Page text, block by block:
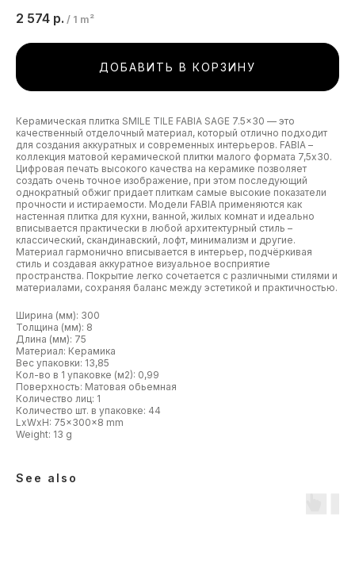
2 574 р. / 1 m²
ДОБАВИТЬ В КОРЗИНУ
Керамическая плитка SMILE TILE FABIA SAGE 7.5x30 — это
качественный отделочный материал, который отлично подходит
для создания аккуратных и современных интерьеров. FABIA –
коллекция матовой керамической плитки малого формата 7,5х30.
Цифровая печать высокого качества на керамике позволяет
создать очень точное изображение, при этом последующий
однократный обжиг придает плиткам самые высокие показатели
прочности и истираемости. Модели FABIA применяются как
настенная плитка для кухни, ванной, жилых комнат и идеально
вписывается практически в любой архитектурный стиль –
классический, скандинавский, лофт, минимализм и другие.
Материал гармонично вписывается в интерьер, подчёркивая
стиль и создавая аккуратное визуальное восприятие
пространства. Покрытие легко сочетается с различными стилями и
материалами, сохраняя баланс между эстетикой и практичностью.
Ширина (мм): 300
Толщина (мм): 8
Длина (мм): 75
Материал: Керамика
Вес упаковки: 13,85
Кол-во в 1 упаковке (м2): 0,99
Поверхность: Матовая обьемная
Количество лиц: 1
Количество шт. в упаковке: 44
LxWxH: 75x300x8 mm
Weight: 13 g
See also